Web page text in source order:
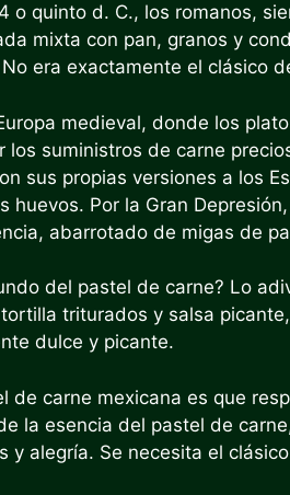
o quinto d. C., los romanos,
mixta con pan, granos y
era exactamente el clásico
medieval, donde los
los suministros de carne
sus propias versiones a los
huevos. Por la Gran
abarrotado de migas de
del pastel de carne? Lo
triturados y salsa
dulce y picante.
de carne mexicana es que
la esencia del pastel de
y alegría. Se necesita el